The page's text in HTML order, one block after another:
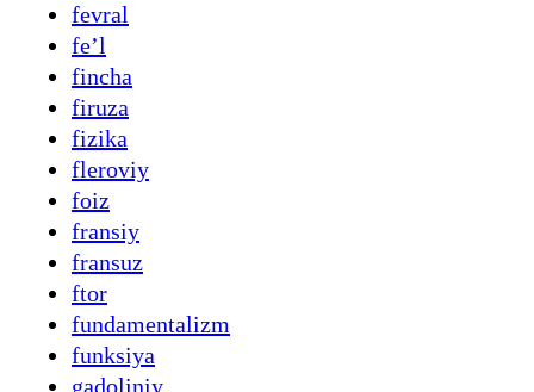
fevral
feʼl
fincha
firuza
fizika
fleroviy
foiz
fransiy
fransuz
ftor
fundamentalizm
funksiya
gadoliniy